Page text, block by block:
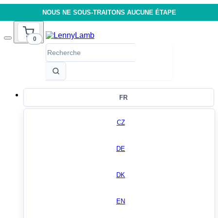
NOUS NE SOUS-TRAITONS AUCUNE ÉTAPE
0
FR
CZ
DE
DK
EN